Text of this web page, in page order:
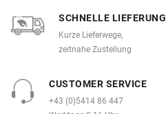
SCHNELLE LIEFERUNG
Kurze Lieferwege,
zeitnahe Zustellung
CUSTOMER SERVICE
+43 (0)5414 86 447